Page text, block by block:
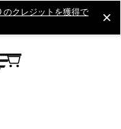
のクレジットを獲得で